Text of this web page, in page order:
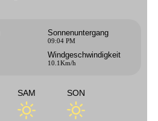
Sonnenuntergang
09:04 PM
Windgeschwindigkeit
10.1Km/h
SAM SON